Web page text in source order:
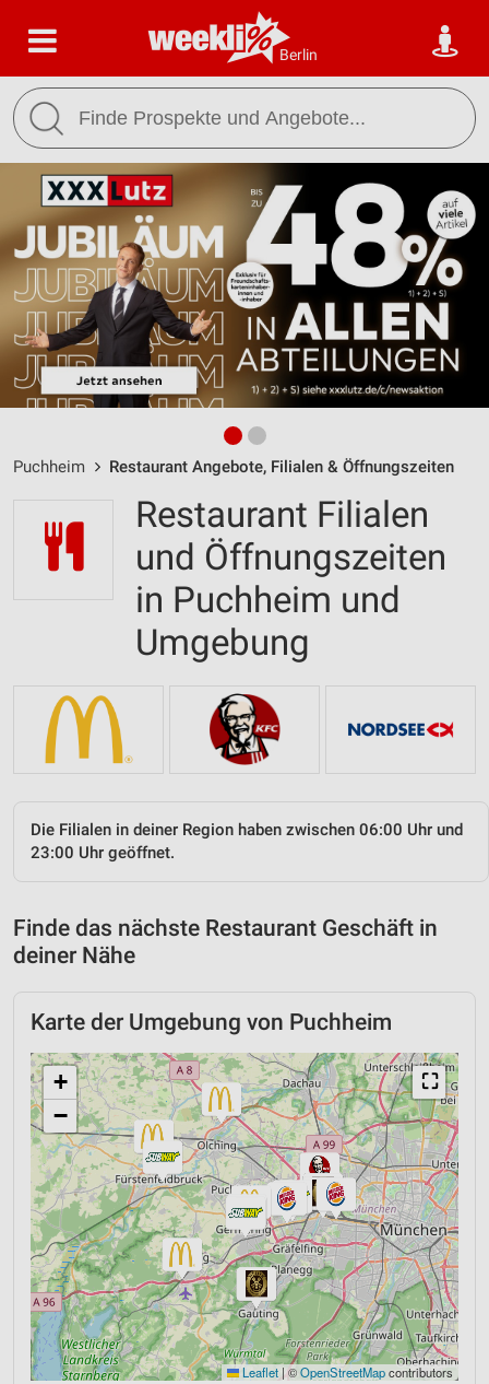
Berlin
Puchheim Restaurant Angebote, Filialen & Öffnungszeiten
Restaurant Filialen
und Öffnungszeiten
in Puchheim und
Umgebung
Die Filialen in deiner Region haben zwischen 06:00 Uhr und
23:00 Uhr geöffnet.
Finde das nächste Restaurant Geschäft in
deiner Nähe
Karte der Umgebung von Puchheim
⛶
+
−
Leaflet | ©OpenStreetMapcontributors